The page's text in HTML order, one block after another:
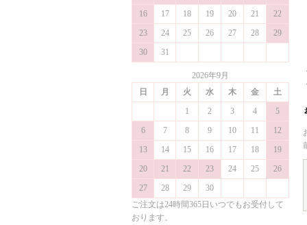
16
17 18 19 20 21
22
23
24 25 26 27 28
29
30
31
2026年9月
日
月 火 水 木 金
土
1
2 3 4
5
6
7 8 9 10 11
12
13
14 15 16 17 18
19
20
21 22 23 24 25
26
27
28 29
30
ご注文は24時間365日いつでもお受付して
おります。